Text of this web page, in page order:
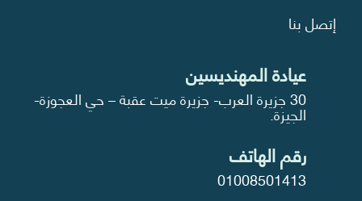
عيادة المهنديسين
30 جزيرة العرب- جزيرة ميت عقبة – حي العجوزة-
الجيزة.
رقم الهاتف
01008501413
إتصل بنا